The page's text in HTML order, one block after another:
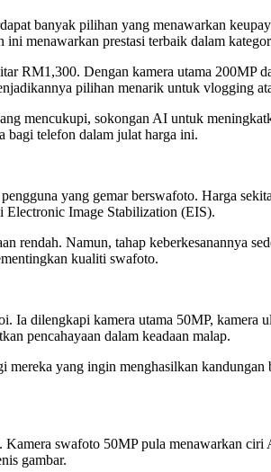
banyak pilihan yang menawarkan
menawarkan prestasi terbaik dalam
RM1,300. Dengan kamera utama 200MP
pilihan menarik untuk vlogging
mencukupi, sokongan AI untuk
bagi telefon dalam julat harga ini.
yang gemar berswafoto. Harga
Electronic Image Stabilization (EIS).
rendah. Namun, tahap keberkesanannya
kualiti swafoto.
Ia dilengkapi kamera utama 50MP, kamera
pencahayaan dalam keadaan malap.
yang ingin menghasilkan
swafoto 50MP pula menawarkan
gambar.